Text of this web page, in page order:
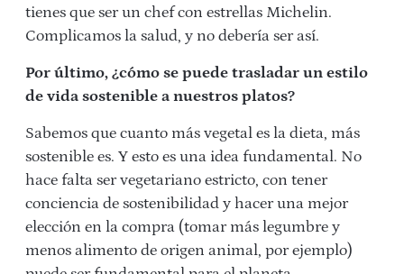
tienes que ser un chef con estrellas Michelin.
Complicamos la salud, y no debería ser así.
Por último, ¿cómo se puede trasladar un estilo
de vida sostenible a nuestros platos?
Sabemos que cuanto más vegetal es la dieta, más
sostenible es. Y esto es una idea fundamental. No
hace falta ser vegetariano estricto, con tener
conciencia de sostenibilidad y hacer una mejor
elección en la compra (tomar más legumbre y
menos alimento de origen animal, por ejemplo)